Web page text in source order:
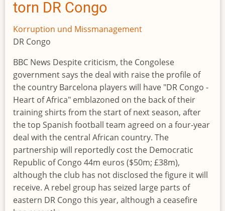
money
laundering
charges
torn DR Congo
Korruption und Missmanagement
DR Congo
BBC News Despite criticism, the Congolese
government says the deal with raise the profile of
the country Barcelona players will have "DR Congo -
Heart of Africa" emblazoned on the back of their
training shirts from the start of next season, after
the top Spanish football team agreed on a four-year
deal with the central African country. The
partnership will reportedly cost the Democratic
Republic of Congo 44m euros ($50m; £38m),
although the club has not disclosed the figure it will
receive. A rebel group has seized large parts of
eastern DR Congo this year, although a ceasefire